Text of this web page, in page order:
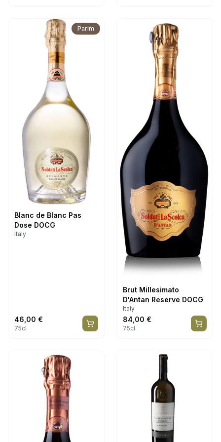
Parim
Blanc de Blanc Pas
Dose DOCG
Italy
46,00 €
75cl
Brut Millesimato
D'Antan Reserve DOCG
Italy
84,00 €
75cl